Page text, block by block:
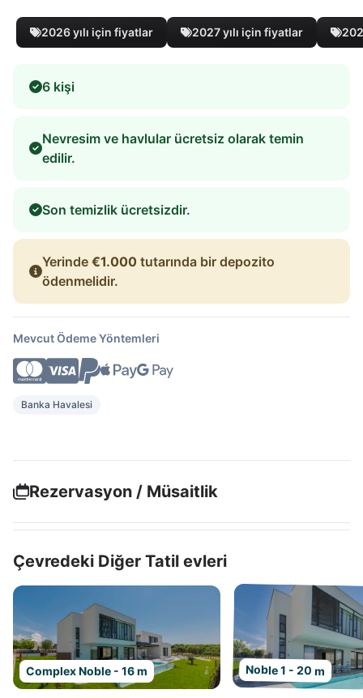
2026 yılı için fiyatlar 2027 yılı için fiyatlar
6 kişi
Nevresim ve havlular ücretsiz olarak temin
edilir.
Son temizlik ücretsizdir.
Yerinde €1.000 tutarında bir depozito
ödenmelidir.
Mevcut Ödeme Yöntemleri
Banka Havalesi
Rezervasyon / Müsaitlik
Çevredeki Diğer Tatil evleri
Complex Noble - 16 m Noble 1 - 20 m